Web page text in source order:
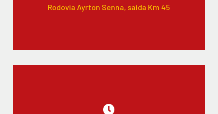
Rodovia Ayrton Senna, saída Km 45